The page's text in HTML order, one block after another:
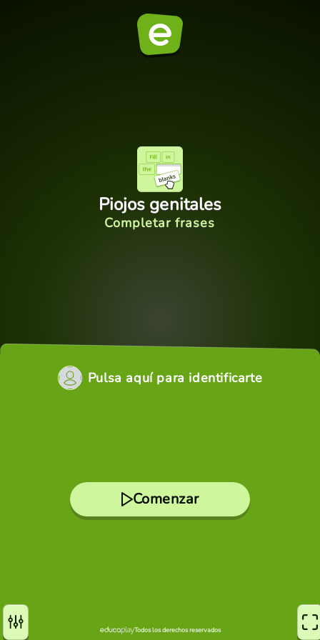
Piojos genitales
Completar frases
Pulsa aquí para identificarte
Comenzar
Todos los derechos reservados